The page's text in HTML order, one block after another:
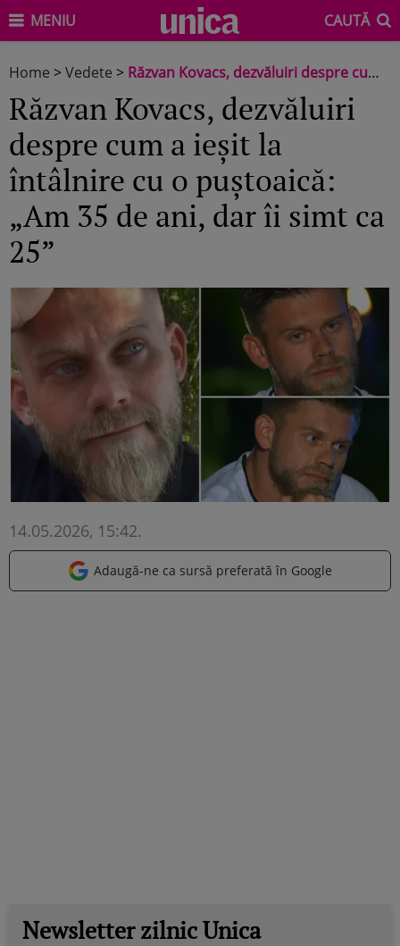
MENIU CAUTĂ
Home >Vedete > Răzvan Kovacs, dezvăluiri despre cum a ieșit la întâlnire cu o puștoaică: „Am 35 de ani, dar îi simt ca 25”
Răzvan Kovacs, dezvăluiri
despre cum a ieșit la
întâlnire cu o puștoaică:
„Am 35 de ani, dar îi simt ca
25”
14.05.2026, 15:42.
Adaugă-ne ca sursă preferată în Google
Newsletter zilnic Unica